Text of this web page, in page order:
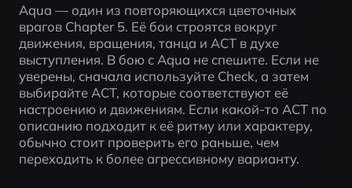
Aqua — один из повторяющихся цветочных
врагов Chapter 5. Её бои строятся вокруг
движения, вращения, танца и ACT в духе
выступления. В бою с Aqua не спешите. Если не
уверены, сначала используйте Check, а затем
выбирайте ACT, которые соответствуют её
настроению и движениям. Если какой-то ACT по
описанию подходит к её ритму или характеру,
обычно стоит проверить его раньше, чем
переходить к более агрессивному варианту.